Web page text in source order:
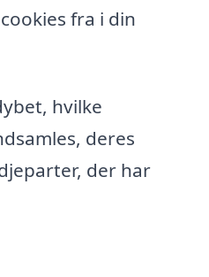
fra i din
hvilke
deres
der har